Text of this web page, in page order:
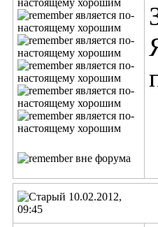
10.02.2012,
09:45